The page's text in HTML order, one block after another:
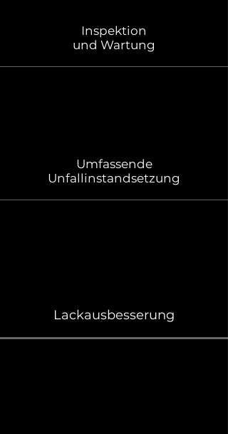
Inspektion
und Wartung
Umfassende
Unfallinstandsetzung
Lackausbesserung